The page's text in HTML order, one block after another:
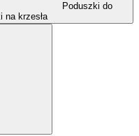
Poduszki do
na krzesła